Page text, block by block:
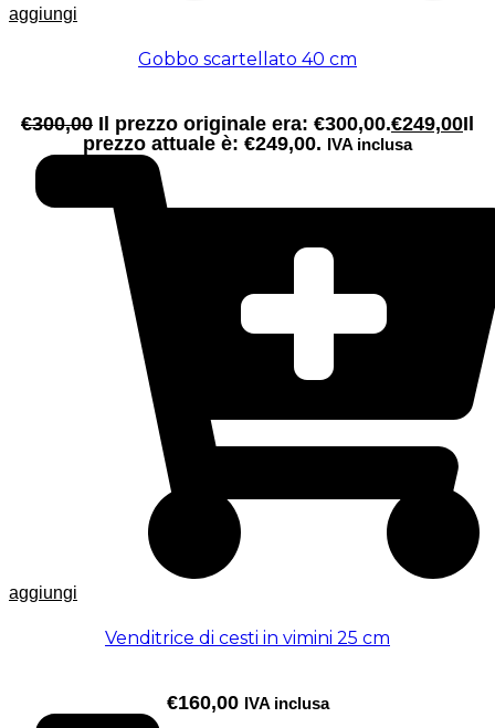
aggiungi
Gobbo scartellato 40 cm
€300,00 Il prezzo originale era: €300,00.€249,00Il
prezzo attuale è: €249,00. IVA inclusa
aggiungi
Venditrice di cesti in vimini 25 cm
€160,00 IVA inclusa